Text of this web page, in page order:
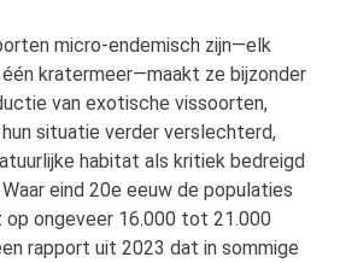
micro-endemisch zijn—elk
kratermeer—maakt ze bijzonder
van exotische vissoorten,
situatie verder verslechterd,
habitat als kritiek bedreigd
eind 20e eeuw de populaties
op ongeveer 16.000 tot 21.000
rapport uit 2023 dat in sommige